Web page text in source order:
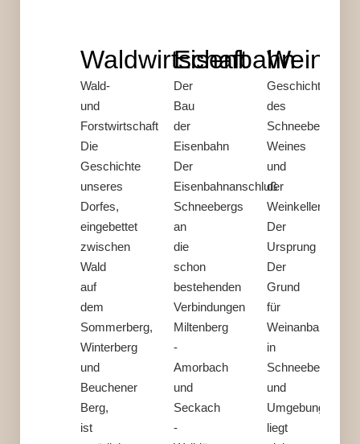
Waldwirtschaft
Wald-
und
Forstwirtschaft
Die
Geschichte
unseres
Dorfes,
eingebettet
zwischen
Wald
auf
dem
Sommerberg,
Winterberg
und
Beuchener
Berg,
ist
Eisenbahn
Der
Bau
der
Eisenbahn
Der
Eisenbahnanschluß
Schneebergs
an
die
schon
bestehenden
Verbindungen
Miltenberg
-
Amorbach
und
Seckach
-
Geschichte
des
Schneeberger
Weines
und
der
Weinkeller
Der
Ursprung
Der
Grund
für
Weinanbau
in
Schneeberg
und
Umgebung
liegt